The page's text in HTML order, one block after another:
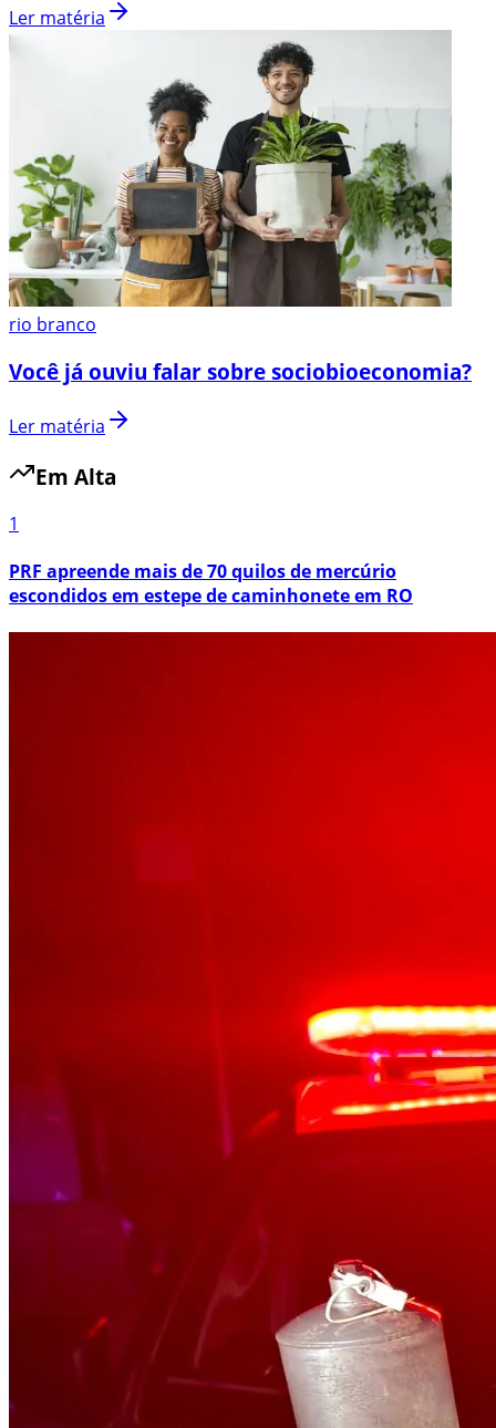
Ler matéria
rio branco
Você já ouviu falar sobre sociobioeconomia?
Ler matéria
Em Alta
1
PRF apreende mais de 70 quilos de mercúrio
escondidos em estepe de caminhonete em RO